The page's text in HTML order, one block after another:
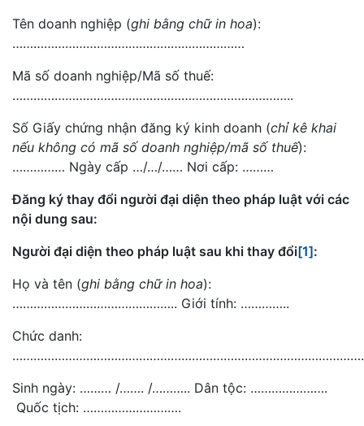
Tên doanh nghiệp (ghi bằng chữ in hoa):
…………………………………………………………
Mã số doanh nghiệp/Mã số thuế:
……………………………………………………………………..
Số Giấy chứng nhận đăng ký kinh doanh (chỉ kê khai
nếu không có mã số doanh nghiệp/mã số thuế):
…………… Ngày cấp …/…/…… Nơi cấp: ………
Đăng ký thay đổi người đại diện theo pháp luật với các
nội dung sau:
Người đại diện theo pháp luật sau khi thay đổi[1]:
Họ và tên (ghi bằng chữ in hoa):
……………………………………….. Giới tính: …………..
Chức danh:
Sinh ngày: ……… /……. /……….. Dân tộc: ………………….
Quốc tịch: ……………………….